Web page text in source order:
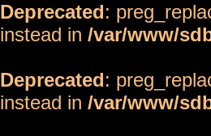
Deprecated:
instead in /var/www/
Deprecated:
instead in /var/www/